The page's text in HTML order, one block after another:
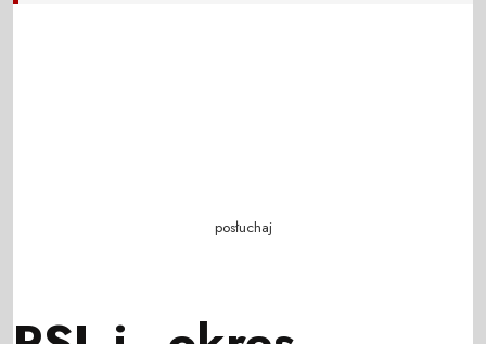
posłuchaj